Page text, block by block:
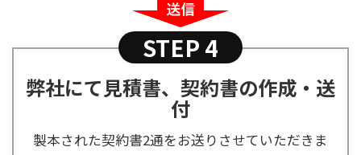
STEP 4
弊社にて見積書、契約書の作成・送
付
製本された契約書2通をお送りさせていただきま